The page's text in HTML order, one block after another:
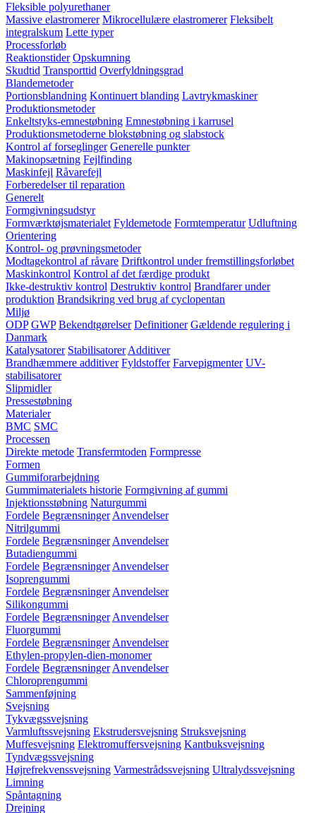
Fleksible polyurethaner
Massive elastromerer Mikrocellulære elastromerer Fleksibelt
integralskum Lette typer
Processforløb
Reaktionstider Opskumning
Skudtid Transporttid Overfyldningsgrad
Blandemetoder
Portionsblandning Kontinuert blanding Lavtrykmaskiner
Produktionsmetoder
Enkeltstyks-emnestøbning Emnestøbning i karrusel
Produktionsmetoderne blokstøbning og slabstock
Kontrol af forseglinger Generelle punkter
Makinopsætning Fejlfinding
Maskinfejl Råvarefejl
Forberedelser til reparation
Generelt
Formgivningsudstyr
Formværktøjsmaterialet Fyldemetode Formtemperatur Udluftning
Orientering
Kontrol- og prøvningsmetoder
Modtagekontrol af råvare Driftkontrol under fremstillingsforløbet
Maskinkontrol Kontrol af det færdige produkt
Ikke-destruktiv kontrol Destruktiv kontrol Brandfarer under
produktion Brandsikring ved brug af cyclopentan
Miljø
ODP GWP Bekendtgørelser Definitioner Gældende regulering i
Danmark
Katalysatorer Stabilisatorer Additiver
Brandhæmmere additiver Fyldstoffer Farvepigmenter UV-
stabilisatorer
Slipmidler
Pressestøbning
Materialer
BMC SMC
Processen
Direkte metode Transfermtoden Formpresse
Formen
Gummiforarbejdning
Gummimaterialets historie Formgivning af gummi
Injektionsstøbning Naturgummi
Fordele Begrænsninger Anvendelser
Nitrilgummi
Fordele Begrænsninger Anvendelser
Butadiengummi
Fordele Begrænsninger Anvendelser
Isoprengummi
Fordele Begrænsninger Anvendelser
Silikongummi
Fordele Begrænsninger Anvendelser
Fluorgummi
Fordele Begrænsninger Anvendelser
Ethylen-propylen-dien-monomer
Fordele Begrænsninger Anvendelser
Chloroprengummi
Sammenføjning
Svejsning
Tykvægssvejsning
Varmluftssvejsning Ekstrudersvejsning Struksvejsning
Muffesvejsning Elektromuffersvejsning Kantbuksvejsning
Tyndvægssvejsning
Højrefrekvenssvejsning Varmestrådssvejsning Ultralydssvejsning
Limning
Spåntagning
Drejning